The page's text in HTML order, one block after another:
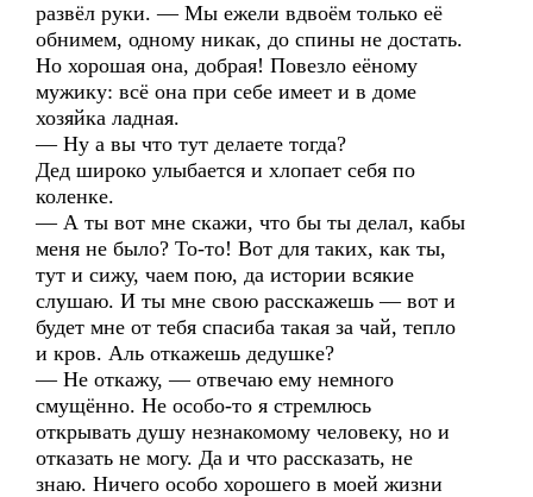
развёл руки. — Мы ежели вдвоём только её
обнимем, одному никак, до спины не достать.
Но хорошая она, добрая! Повезло еёному
мужику: всё она при себе имеет и в доме
хозяйка ладная.
— Ну а вы что тут делаете тогда?
Дед широко улыбается и хлопает себя по
коленке.
— А ты вот мне скажи, что бы ты делал, кабы
меня не было? То-то! Вот для таких, как ты,
тут и сижу, чаем пою, да истории всякие
слушаю. И ты мне свою расскажешь — вот и
будет мне от тебя спасиба такая за чай, тепло
и кров. Аль откажешь дедушке?
— Не откажу, — отвечаю ему немного
смущённо. Не особо-то я стремлюсь
открывать душу незнакомому человеку, но и
отказать не могу. Да и что рассказать, не
знаю. Ничего особо хорошего в моей жизни